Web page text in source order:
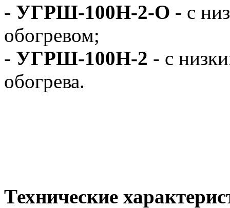
- УГРШ-100Н-2-О - с
обогревом;
- УГРШ-100Н-2 - с
обогрева.
Технические